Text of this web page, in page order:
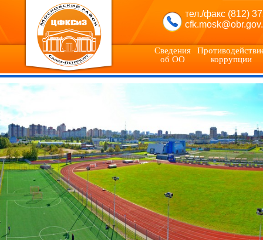
тел./факс (812)
Сведения
об ОО
коррупции